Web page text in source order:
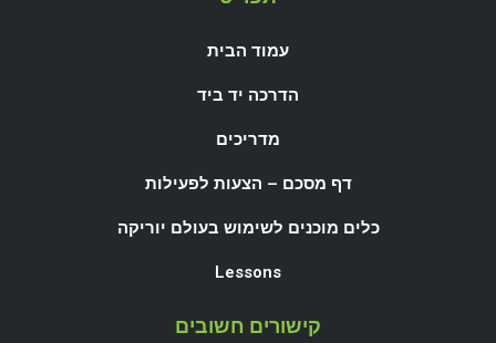
עמוד הבית
הדרכה יד ביד
מדריכים
דף מסכם – הצעות לפעילות
כלים מוכנים לשימוש בעולם יוריקה
Lessons
קישורים חשובים